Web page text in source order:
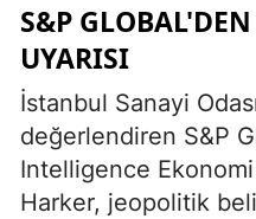
S&P
UYARISI
İstanbul Sanayi
değerlendiren S&P
Intelligence
Harker, jeopolitik